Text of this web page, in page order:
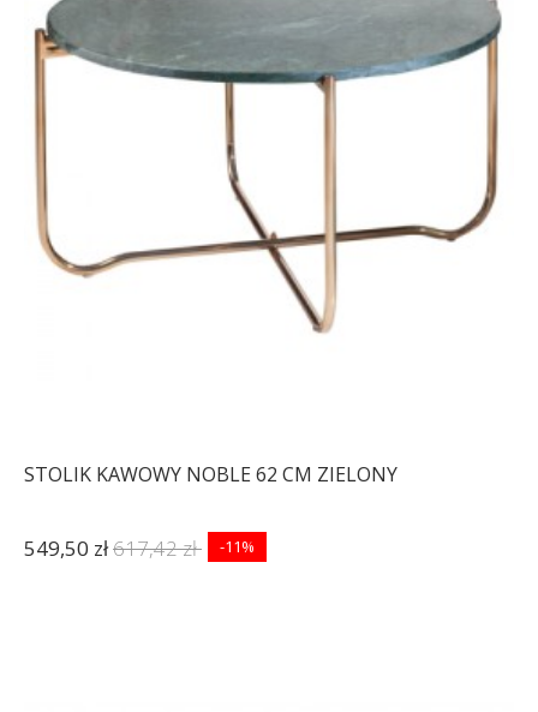
STOLIK KAWOWY NOBLE 62 CM ZIELONY
549,50 zł617,42 zł -11%